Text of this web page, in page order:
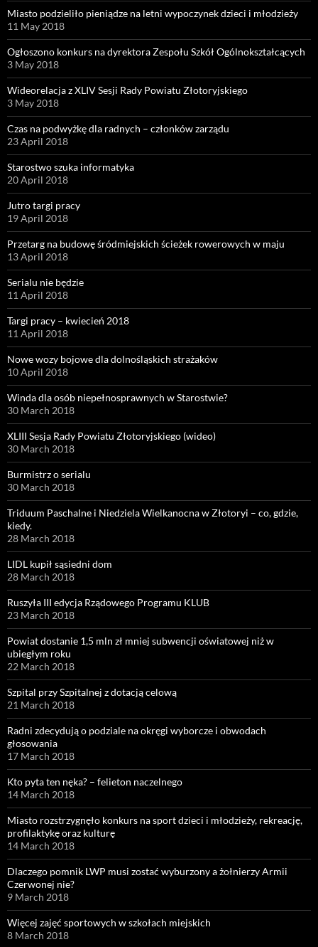
Miasto podzieliło pieniądze na letni wypoczynek dzieci i młodzieży
11 May 2018
Ogłoszono konkurs na dyrektora Zespołu Szkół Ogólnokształcących
3 May 2018
Wideorelacja z XLIV Sesji Rady Powiatu Złotoryjskiego
3 May 2018
Czas na podwyżkę dla radnych – członków zarządu
23 April 2018
Starostwo szuka informatyka
20 April 2018
Jutro targi pracy
19 April 2018
Przetarg na budowę śródmiejskich ścieżek rowerowych w maju
13 April 2018
Serialu nie będzie
11 April 2018
Targi pracy – kwiecień 2018
11 April 2018
Nowe wozy bojowe dla dolnośląskich strażaków
10 April 2018
Winda dla osób niepełnosprawnych w Starostwie?
30 March 2018
XLIII Sesja Rady Powiatu Złotoryjskiego (wideo)
30 March 2018
Burmistrz o serialu
30 March 2018
Triduum Paschalne i Niedziela Wielkanocna w Złotoryi – co, gdzie,
kiedy.
28 March 2018
LIDL kupił sąsiedni dom
28 March 2018
Ruszyła III edycja Rządowego Programu KLUB
23 March 2018
Powiat dostanie 1,5 mln zł mniej subwencji oświatowej niż w
ubiegłym roku
22 March 2018
Szpital przy Szpitalnej z dotacją celową
21 March 2018
Radni zdecydują o podziale na okręgi wyborcze i obwodach
głosowania
17 March 2018
Kto pyta ten nęka? – felieton naczelnego
14 March 2018
Miasto rozstrzygnęło konkurs na sport dzieci i młodzieży, rekreację,
profilaktykę oraz kulturę
14 March 2018
Dlaczego pomnik LWP musi zostać wyburzony a żołnierzy Armii
Czerwonej nie?
9 March 2018
Więcej zajęć sportowych w szkołach miejskich
8 March 2018